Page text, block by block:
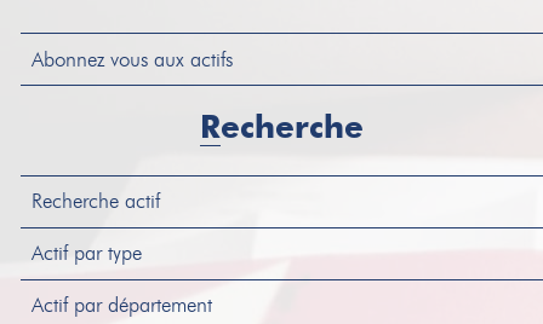
STOCKStock divers
MATERIEL D'EXPLOITATION
Abonnez vous aux actifs
Recherche
Recherche actif
Actif par type
Actif par département